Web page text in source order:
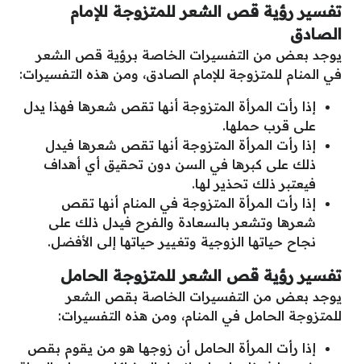
تفسير رؤية قص الشعر للمتزوجة للإمام
الصادق
يوجد بعض من التفسيرات الخاصة برؤية قص الشعر
في المنام للمتزوجة للإمام الصادق، ومن هذه التفسيرات:
إذا رأت المرأة المتزوجة أنها تقص شعرها فهذا يدل
على قرب حملها.
إذا رأت المرأة المتزوجة أنها تقص شعرها فيدل
ذلك على كبرها في السن دون تحقيق أي أهداف
فيعتبر ذلك تحذير لها.
إذا رأت المرأة المتزوجة في المنام أنها تقص
شعرها وتشعر بالسعادة والفرح فيدل ذلك على
نجاح حياتها الزوجية وتغيير حياتها إلى الأفضل.
تفسير رؤية قص الشعر للمتزوجة الحامل
يوجد بعض من التفسيرات الخاصة بقص الشعر
للمتزوجة الحامل في المنام، ومن هذه التفسيرات:
إذا رأت المرأة الحامل أن زوجها هو من يقوم بقص